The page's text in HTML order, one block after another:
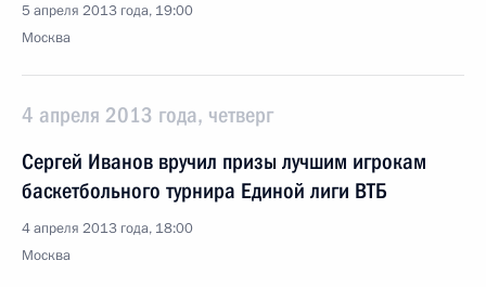
5 апреля 2013 года, 19:00
Москва
4 апреля 2013 года, четверг
Сергей Иванов вручил призы лучшим игрокам
баскетбольного турнира Единой лиги ВТБ
4 апреля 2013 года, 18:00
Москва